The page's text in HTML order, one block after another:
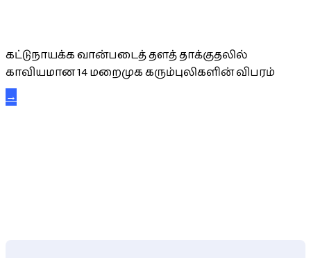
கட்டுநாயக்க வான்படைத் தளத் தாக்குதலில்
காவியமான 14 மறைமுக கரும்புலிகளின் விபரம்
→